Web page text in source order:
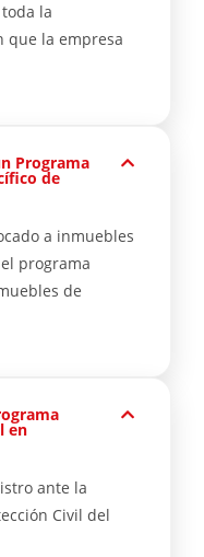
la
que la empresa
Programa
de
a inmuebles
programa
de
en
ante la
Civil del